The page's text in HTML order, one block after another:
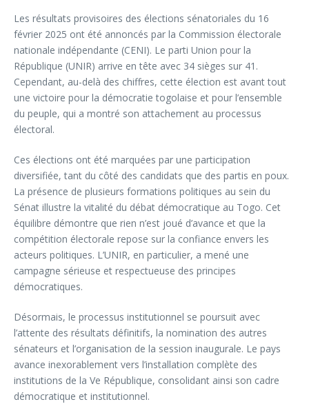
Les résultats provisoires des élections sénatoriales du 16
février 2025 ont été annoncés par la Commission électorale
nationale indépendante (CENI). Le parti Union pour la
République (UNIR) arrive en tête avec 34 sièges sur 41.
Cependant, au-delà des chiffres, cette élection est avant tout
une victoire pour la démocratie togolaise et pour l’ensemble
du peuple, qui a montré son attachement au processus
électoral.
Ces élections ont été marquées par une participation
diversifiée, tant du côté des candidats que des partis en poux.
La présence de plusieurs formations politiques au sein du
Sénat illustre la vitalité du débat démocratique au Togo. Cet
équilibre démontre que rien n’est joué d’avance et que la
compétition électorale repose sur la confiance envers les
acteurs politiques. L’UNIR, en particulier, a mené une
campagne sérieuse et respectueuse des principes
démocratiques.
Désormais, le processus institutionnel se poursuit avec
l’attente des résultats définitifs, la nomination des autres
sénateurs et l’organisation de la session inaugurale. Le pays
avance inexorablement vers l’installation complète des
institutions de la Ve République, consolidant ainsi son cadre
démocratique et institutionnel.